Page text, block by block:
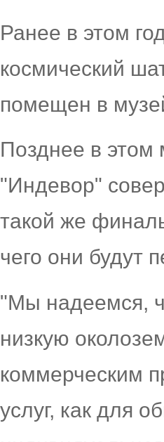
Ранее в этом
космический
помещен в
Позднее в этом
"Индевор"
такой же
чего они будут
"Мы надеемся,
низкую
коммерческим
услуг, как для